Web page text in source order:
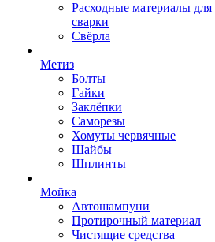
Расходные материалы для
сварки
Свёрла
Метиз
Болты
Гайки
Заклёпки
Саморезы
Хомуты червячные
Шайбы
Шплинты
Мойка
Автошампуни
Протирочный материал
Чистящие средства